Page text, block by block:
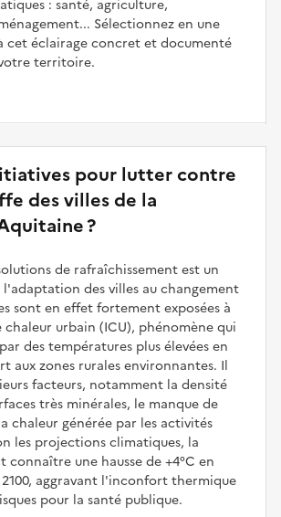
: santé, agriculture,
Sélectionnez en une
cet éclairage concret et documenté
territoire.
pour lutter contre
des villes de la
?
de rafraîchissement est un
des villes au changement
sont en effet fortement exposées à
urbain (ICU), phénomène qui
des températures plus élevées en
aux zones rurales environnantes. Il
facteurs, notamment la densité
très minérales, le manque de
chaleur générée par les activités
les projections climatiques, la
connaître une hausse de +4°C en
aggravant l'inconfort thermique
pour la santé publique.